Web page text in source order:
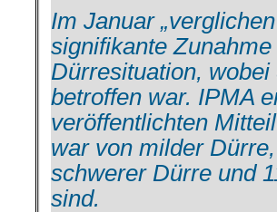
Im Januar
signifikante
Dürresituation,
betroffen war. IPMA
veröffentlichten
war von milder
schwerer Dürre und
sind.